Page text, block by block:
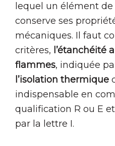
lequel un élément
conserve ses
mécaniques. Il faut
critères, l’étanchéité
flammes, indiquée
l’isolation thermique
indispensable en
qualification R ou E
par la lettre I.